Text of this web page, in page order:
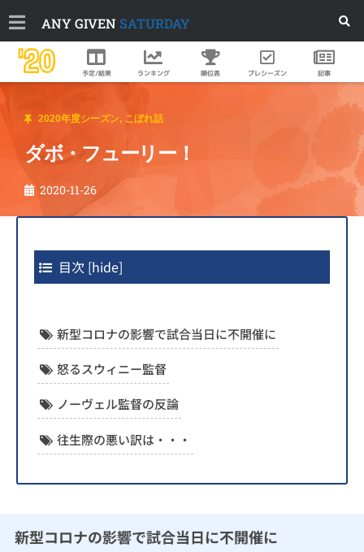
ANY GIVEN SATURDAY
'20 予定/結果 ランキング 順位表 プレシーズン 記事
2020年度シーズン, こぼれ話
ダボ・フューリー！
2020-11-26
目次 [hide]
新型コロナの影響で試合当日に不開催に
怒るスウィニー監督
ノーヴェル監督の反論
往生際の悪い訳は・・・
新型コロナの影響で試合当日に不開催に